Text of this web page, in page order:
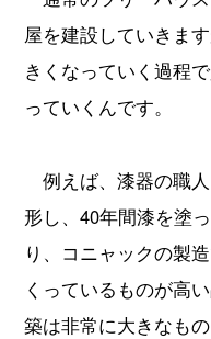
屋を建設していきま
きくなっていく過程
っていくんです。
例えば、漆器の職
形し、40年間漆を塗
り、コニャックの製
くっているものが高
築は非常に大きなも